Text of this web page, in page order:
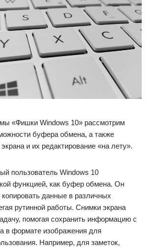
«Фишки Windows 10» рассмотрим
буфера обмена, а также
и их редактирование «на лету».
пользователь Windows 10
функцией, как буфер обмена. Он
данные в различных
рутинной работы. Снимки экрана
помогая сохранить информацию с
в формате изображения для
Например, для заметок,